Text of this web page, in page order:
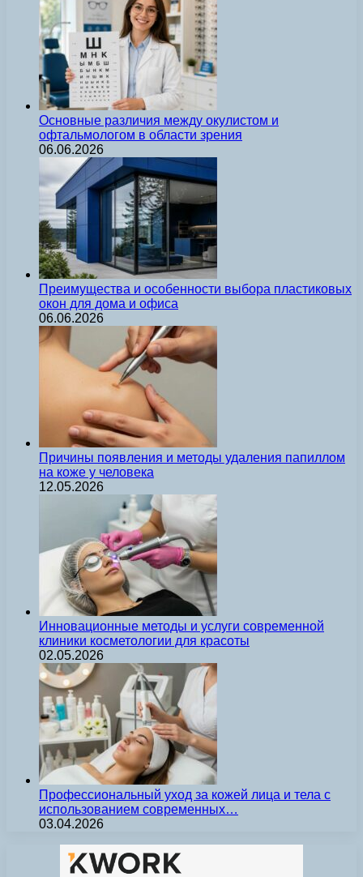
Основные различия между окулистом и
офтальмологом в области зрения
06.06.2026
Преимущества и особенности выбора пластиковых
окон для дома и офиса
06.06.2026
Причины появления и методы удаления папиллом
на коже у человека
12.05.2026
Инновационные методы и услуги современной
клиники косметологии для красоты
02.05.2026
Профессиональный уход за кожей лица и тела с
использованием современных…
03.04.2026